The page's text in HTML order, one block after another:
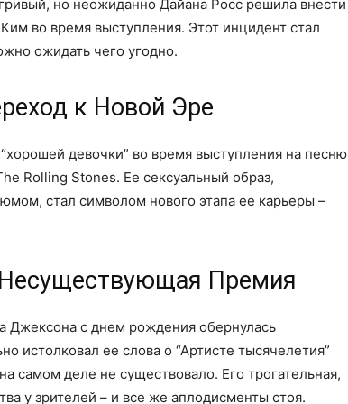
но неожиданно Дайана Росс решила внести
во время выступления. Этот инцидент стал
ожидать чего угодно.
к Новой Эре
девочки” во время выступления на песню
Rolling Stones. Ее сексуальный образ,
стал символом нового этапа ее карьеры –
Премия
Джексона с днем рождения обернулась
ее слова о “Артисте тысячелетия”
самом деле не существовало. Его трогательная,
у зрителей – и все же аплодисменты стоя.